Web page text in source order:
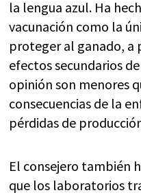
la lengua azul. Ha
vacunación como la
proteger al ganado, a
efectos secundarios
opinión son menores
consecuencias de la
pérdidas de
El consejero también
que los laboratorios